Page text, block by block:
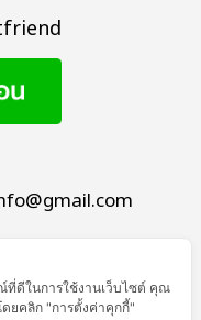
ที่ดีในการใช้งานเว็บไซต์ คุณ
ยคลิก "การตั้งค่าคุกกี้"